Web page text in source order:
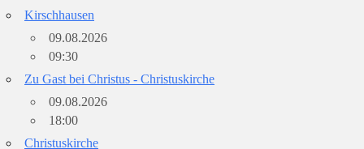
Kirschhausen
09.08.2026
09:30
Zu Gast bei Christus - Christuskirche
09.08.2026
18:00
Christuskirche